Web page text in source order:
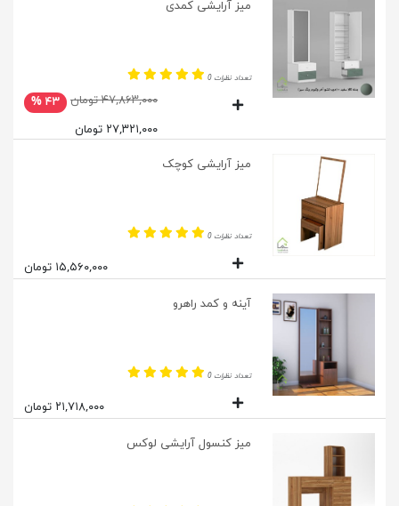
میز آرایشی کمدی
تعداد نظرات 0
۴۷,۸۶۳,۰۰۰ تومان
۴۳ %
۲۷,۳۲۱,۰۰۰ تومان
میز آرایشی کوچک
تعداد نظرات 0
۱۵,۵۶۰,۰۰۰ تومان
آینه و کمد راهرو
تعداد نظرات 0
۲۱,۷۱۸,۰۰۰ تومان
میز کنسول آرایشی لوکس